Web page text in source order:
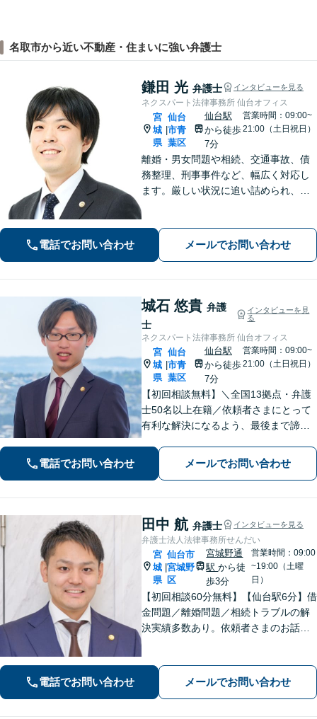
名取市から近い不動産・住まいに強い弁護士
鎌田 光 弁護士 インタビューを見る
ネクスパート法律事務所 仙台オフィス
宮
城
県
仙台
市青
葉区
仙台駅
から徒歩
7分
営業時間：09:00~
21:00（土日祝日）
離婚・男女問題や相続、交通事故、債
務整理、刑事事件など、幅広く対応し
ます。厳しい状況に追い詰められ、ご
ちに寄り添いながら、解決まで全力で
サポートします。【分割払い可】
電話でお問い合わせ メールでお問い合わせ
城石 悠貴 弁護
士
インタビューを見
る
ネクスパート法律事務所 仙台オフィス
宮
城
県
仙台
市青
葉区
仙台駅
から徒歩
7分
営業時間：09:00~
21:00（土日祝日）
【初回相談無料】＼全国13拠点・弁護
士50名以上在籍／依頼者さまにとって
有利な解決になるよう、最後まで諦め
題/相続/交通事故/刑事事件など、ご相
談ください【夜間・休日対応】
電話でお問い合わせ メールでお問い合わせ
田中 航 弁護士 インタビューを見る
弁護士法人法律事務所せんだい
宮
城
県
仙台市
宮城野
区
宮城野通
駅から徒
歩3分
営業時間：09:00
~19:00（土曜
日）
【初回相談60分無料】【仙台駅6分】借
金問題／離婚問題／相続トラブルの解
決実績多数あり。依頼者さまのお話や
も営業】交通事故や刑事事件のご相談
もお任せください【Web面談可】
電話でお問い合わせ メールでお問い合わせ